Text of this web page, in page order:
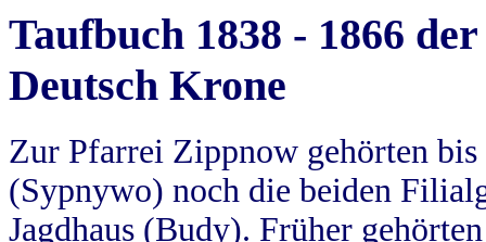
Taufbuch 1838 - 1866
Deutsch Krone
Zur Pfarrei Zippnow gehörten
(Sypnywo) noch die beiden
Jagdhaus (Budy). Früher